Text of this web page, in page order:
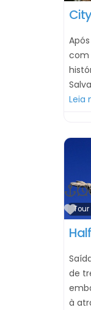
com
Leia
Tour
de
à